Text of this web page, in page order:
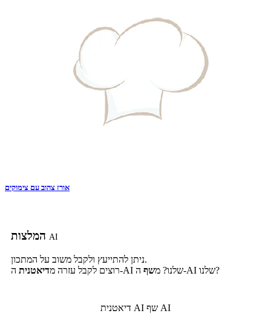
אורז צהוב עם צימוקים
AI
ניתן להתייעץ ולקבל משוב על המתכון.
רוצים לקבל עזרה מדיאטנית ה-AI שלנו? משף ה-AI שלנו?
דיאטנית AI שף AI